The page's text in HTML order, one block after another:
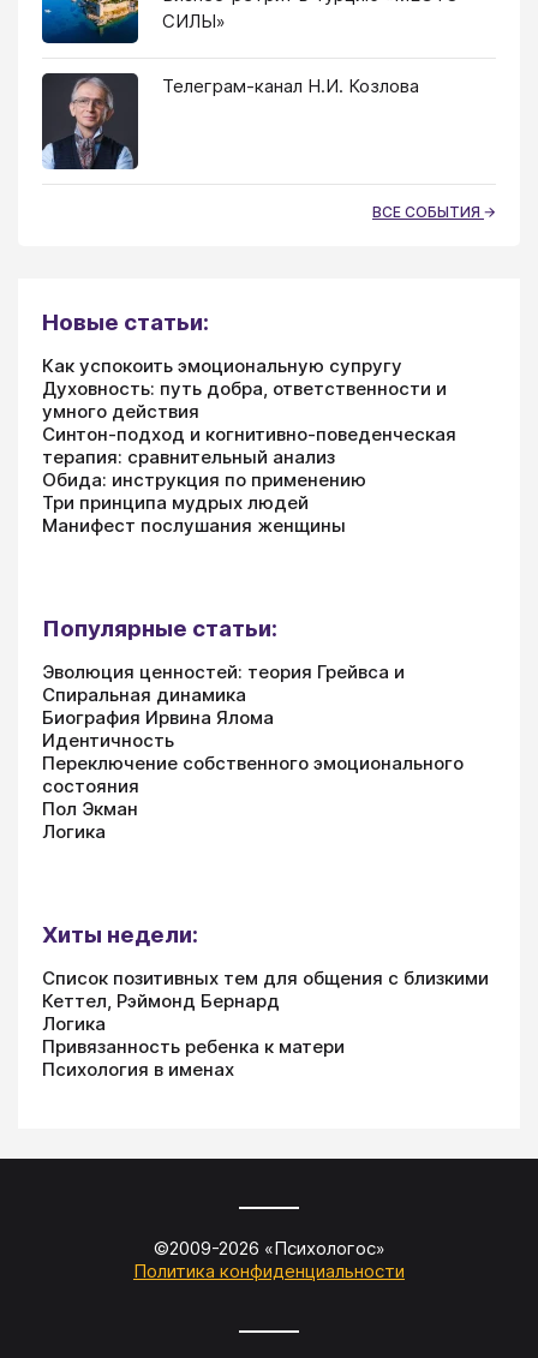
СИЛЫ»
Телеграм-канал Н.И. Козлова
ВСЕ СОБЫТИЯ
Новые статьи:
Как успокоить эмоциональную супругу
Духовность: путь добра, ответственности и
умного действия
Синтон-подход и когнитивно-поведенческая
терапия: сравнительный анализ
Обида: инструкция по применению
Три принципа мудрых людей
Манифест послушания женщины
Популярные статьи:
Эволюция ценностей: теория Грейвса и
Спиральная динамика
Биография Ирвина Ялома
Идентичность
Переключение собственного эмоционального
состояния
Пол Экман
Логика
Хиты недели:
Список позитивных тем для общения с близкими
Кеттел, Рэймонд Бернард
Логика
Привязанность ребенка к матери
Психология в именах
©2009-2026 «Психологос»
Политика конфиденциальности